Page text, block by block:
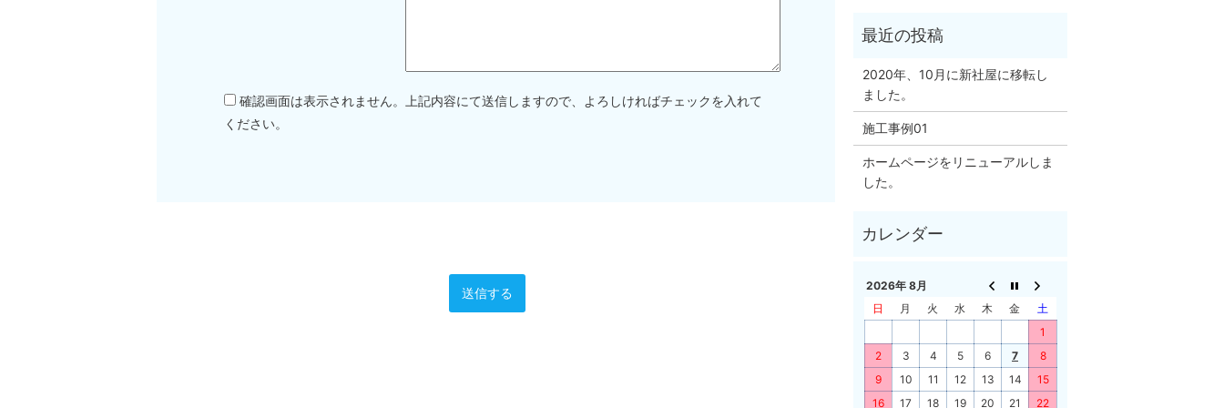
確認画面は表示されません。上記内容にて送信しますので、よろしければチェックを入れて
ください。
2020年、10月に新社屋に移転し
ました。
施工事例01
ホームページをリニューアルしま
した。
2026年 8月
日
月 火 水 木 金
土
1
2
3 4 5 6 7
8
9
10 11 12 13 14
15
16
17 18 19 20 21 22